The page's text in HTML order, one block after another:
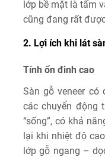
lớp bề mặt là tấm
cũng đang rất
2. Lợi ích khi lát
Tính ổn đinh cao
Sàn gỗ veneer có
các chuyển động
“sống”, có khả
lại khi nhiệt độ
lớp gỗ ngang –